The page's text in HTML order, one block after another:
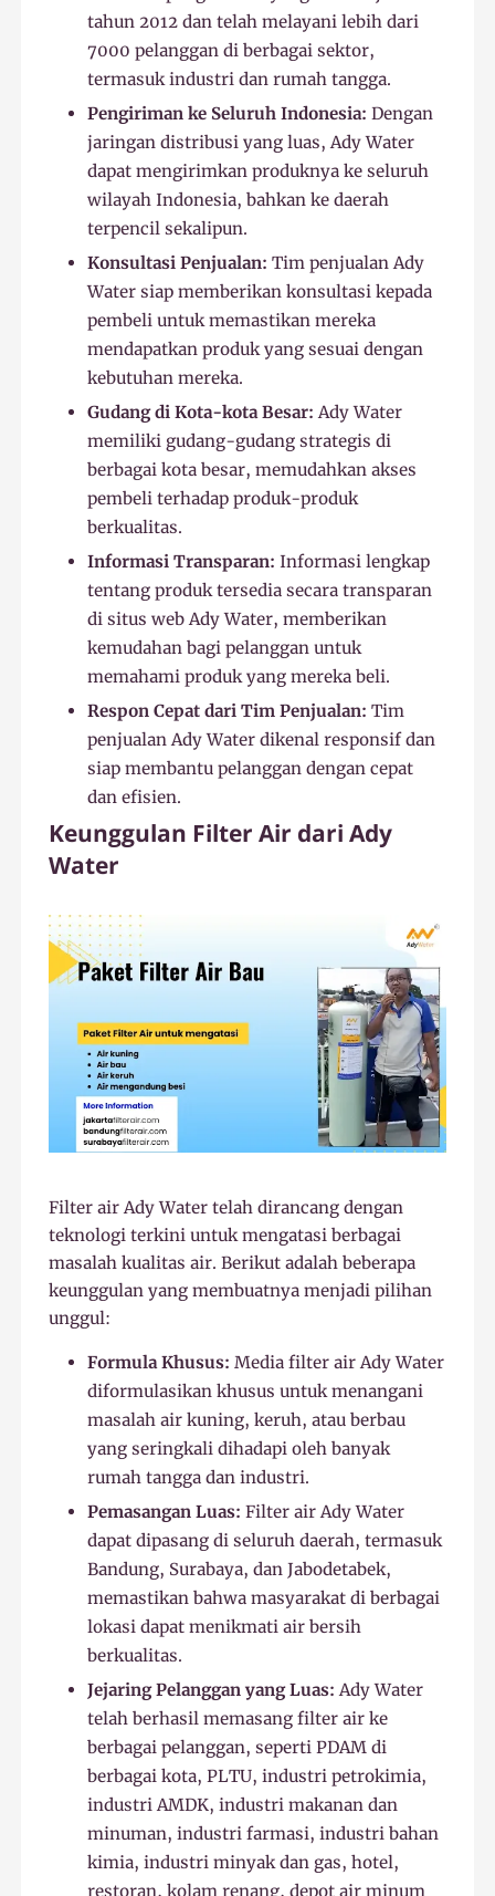
tahun 2012 dan telah melayani lebih dari
7000 pelanggan di berbagai sektor,
termasuk industri dan rumah tangga.
Pengiriman ke Seluruh Indonesia: Dengan
jaringan distribusi yang luas, Ady Water
dapat mengirimkan produknya ke seluruh
wilayah Indonesia, bahkan ke daerah
terpencil sekalipun.
Konsultasi Penjualan: Tim penjualan Ady
Water siap memberikan konsultasi kepada
pembeli untuk memastikan mereka
mendapatkan produk yang sesuai dengan
kebutuhan mereka.
Gudang di Kota-kota Besar: Ady Water
memiliki gudang-gudang strategis di
berbagai kota besar, memudahkan akses
pembeli terhadap produk-produk
berkualitas.
Informasi Transparan: Informasi lengkap
tentang produk tersedia secara transparan
di situs web Ady Water, memberikan
kemudahan bagi pelanggan untuk
memahami produk yang mereka beli.
Respon Cepat dari Tim Penjualan: Tim
penjualan Ady Water dikenal responsif dan
siap membantu pelanggan dengan cepat
dan efisien.
Keunggulan Filter Air dari Ady
Water
Filter air Ady Water telah dirancang dengan
teknologi terkini untuk mengatasi berbagai
masalah kualitas air. Berikut adalah beberapa
keunggulan yang membuatnya menjadi pilihan
unggul:
Formula Khusus: Media filter air Ady Water
diformulasikan khusus untuk menangani
masalah air kuning, keruh, atau berbau
yang seringkali dihadapi oleh banyak
rumah tangga dan industri.
Pemasangan Luas: Filter air Ady Water
dapat dipasang di seluruh daerah, termasuk
Bandung, Surabaya, dan Jabodetabek,
memastikan bahwa masyarakat di berbagai
lokasi dapat menikmati air bersih
berkualitas.
Jejaring Pelanggan yang Luas: Ady Water
telah berhasil memasang filter air ke
berbagai pelanggan, seperti PDAM di
berbagai kota, PLTU, industri petrokimia,
industri AMDK, industri makanan dan
minuman, industri farmasi, industri bahan
kimia, industri minyak dan gas, hotel,
restoran, kolam renang, depot air minum